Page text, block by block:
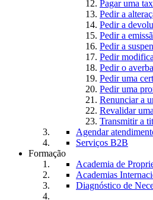
Pagar uma
Pedir a
Pedir a
Pedir a
Pedir a
Pedir
Pedir o
Pedir uma
Pedir uma
Renunciar a
Revalidar
Transmitir a
Agendar
Serviços B2B
Formação
Academia de
Academias
Diagnóstico de